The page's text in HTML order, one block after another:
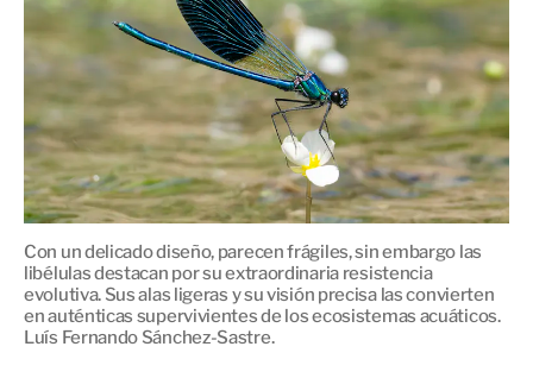
Con un delicado diseño, parecen frágiles, sin embargo las
libélulas destacan por su extraordinaria resistencia
evolutiva. Sus alas ligeras y su visión precisa las convierten
en auténticas supervivientes de los ecosistemas acuáticos.
Luís Fernando Sánchez-Sastre.